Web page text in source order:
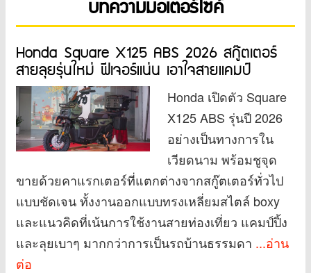
บทความมอเตอร์ไซค์
Honda Square X125 ABS 2026 สกู๊ตเตอร์
สายลุยรุ่นใหม่ ฟีเจอร์แน่น เอาใจสายแคมป์
Honda เปิดตัว Square
X125 ABS รุ่นปี 2026
อย่างเป็นทางการใน
เวียดนาม พร้อมชูจุด
ขายด้วยคาแรกเตอร์ที่แตกต่างจากสกู๊ตเตอร์ทั่วไป
แบบชัดเจน ทั้งงานออกแบบทรงเหลี่ยมสไตล์ boxy
และแนวคิดที่เน้นการใช้งานสายท่องเที่ยว แคมป์ปิ้ง
และลุยเบาๆ มากกว่าการเป็นรถบ้านธรรมดา ...อ่าน
ต่อ